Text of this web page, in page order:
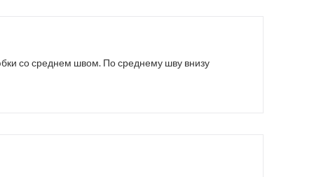
со среднем швом. По среднему шву внизу